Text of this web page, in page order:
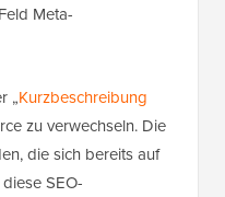
Meta-
„Kurzbeschreibung
zu verwechseln. Die
die sich bereits auf
SEO-